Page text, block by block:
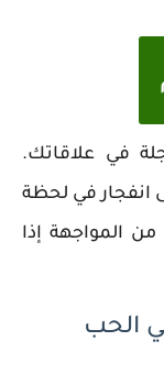
في علاقاتك.
انفجار في لحظة
المواجهة إذا
الحب